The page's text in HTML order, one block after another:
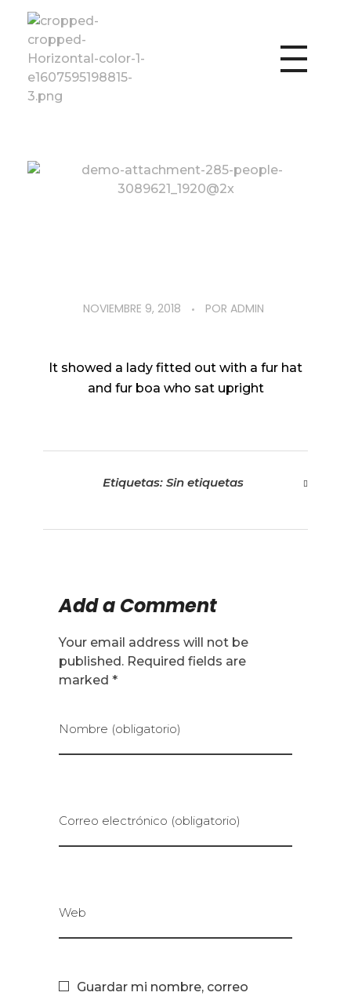
NOVIEMBRE 9, 2018 POR ADMIN
It showed a lady fitted out with a fur hat
and fur boa who sat upright
Etiquetas: Sin etiquetas
Add a Comment
Your email address will not be
published. Required fields are
marked *
Nombre (obligatorio)
Correo electrónico (obligatorio)
Web
Guardar mi nombre, correo